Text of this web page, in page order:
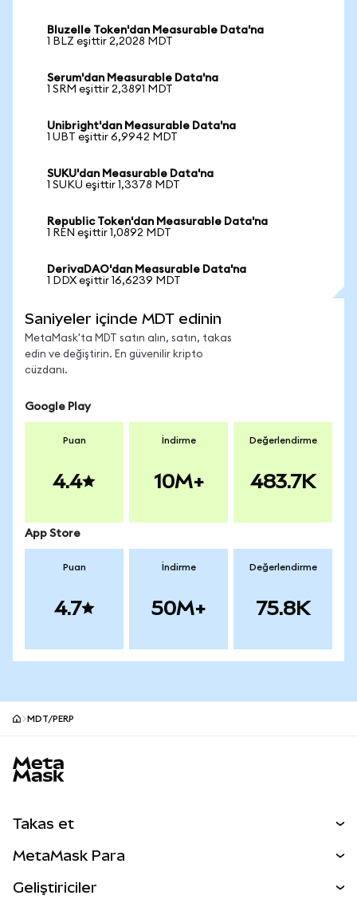
Bluzelle Token'dan Measurable Data'na
1 BLZ eşittir 2,2028 MDT
Serum'dan Measurable Data'na
1 SRM eşittir 2,3891 MDT
Unibright'dan Measurable Data'na
1 UBT eşittir 6,9942 MDT
SUKU'dan Measurable Data'na
1 SUKU eşittir 1,3378 MDT
Republic Token'dan Measurable Data'na
1 REN eşittir 1,0892 MDT
DerivaDAO'dan Measurable Data'na
1 DDX eşittir 16,6239 MDT
Saniyeler içinde MDT edinin
MetaMask'ta MDT satın alın, satın, takas
edin ve değiştirin. En güvenilir kripto
cüzdanı.
Google Play
Puan
4.4
İndirme
10M+
Değerlendirme
483.7K
App Store
Puan
4.7
İndirme
50M+
Değerlendirme
75.8K
MDT/PERP
Takas et
Perps
MetaMask Para
Geliştiriciler